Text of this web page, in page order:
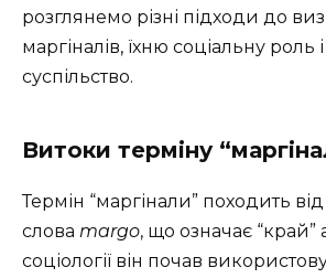
розглянемо різні підходи до
маргіналів, їхню соціальну роль
суспільство.
Витоки терміну
Термін “маргінали” походить
слова margo, що означає “край”
соціології він почав